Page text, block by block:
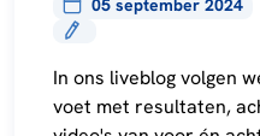
05 september 2024
In ons liveblog volgen
voet met resultaten,